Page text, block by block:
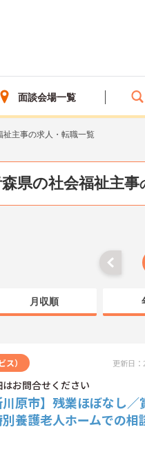
面談会場一覧
祉主事の求人・転職一覧
県の社会福祉主事
月収順
） 更新日：
お問合せください
川原市】残業ほぼなし
養護老人ホームでの相